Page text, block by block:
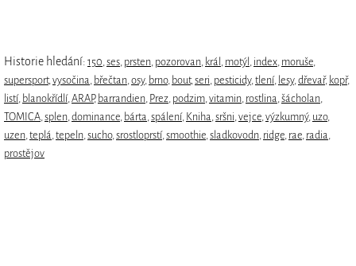
Historie hledání: 150,ses, prsten, pozorovan, král , motýl , index, moruše,
supersport,vysočina, břečtan,osy, brno, bout,seri, pesticidy,tlení, lesy,dřevař, kopř,
listí, blanokřídlí,ARAP, barrandien, Prez, podzim,vitamin, rostlina,šácholan,
TOMICA,splen,dominance, bárta,spálení, Kniha,sršni,vejce,výzkumný, uzo,
uzen,teplá,tepeln,sucho,srostloprstí,smoothie,sladkovodn, ridge, rae, radia,
prostějov